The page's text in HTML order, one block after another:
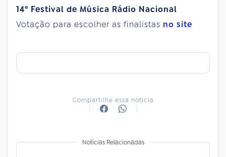
14º Festival de Música Rádio Nacional
Votação para escolher as finalistas no site
Compartilhe essa notícia
Notícias Relacionadas